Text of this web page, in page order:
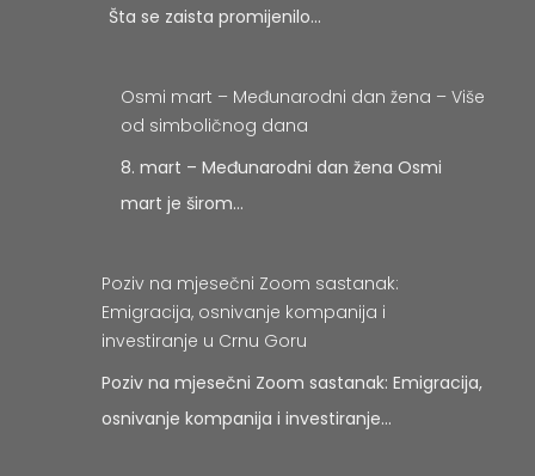
Šta se zaista promijenilo…
Osmi mart – Međunarodni dan žena – Više
od simboličnog dana
8. mart – Međunarodni dan žena Osmi
mart je širom…
Poziv na mjesečni Zoom sastanak:
Emigracija, osnivanje kompanija i
investiranje u Crnu Goru
Poziv na mjesečni Zoom sastanak: Emigracija,
osnivanje kompanija i investiranje…